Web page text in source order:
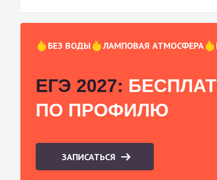
БЕЗ ВОДЫ ЛАМПОВАЯ АТМОСФЕРА
ЕГЭ 2027:
ПО ПРОФИЛЮ
ЗАПИСАТЬСЯ